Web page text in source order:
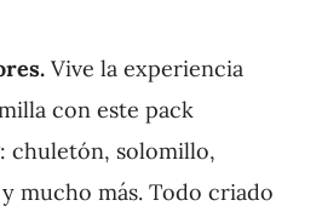
Vive la experiencia
con este pack
chuletón, solomillo,
mucho más. Todo criado